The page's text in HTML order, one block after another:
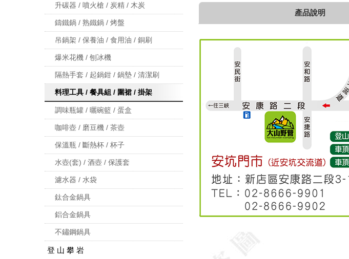
升碳器 / 噴火槍 / 炭精 / 木炭
鑄鐵鍋 / 熟鐵鍋 / 烤盤
吊鍋架 / 保養油 / 食用油 / 銅刷
爆米花機 / 刨冰機
隔熱手套 / 起鍋鉗 / 鍋墊 / 清潔刷
料理工具 / 餐具組 / 圍裙 / 掛架
調味瓶罐 / 曬碗籃 / 蛋盒
咖啡壺 / 磨豆機 / 茶壺
保溫瓶 / 斷熱杯 / 杯子
水壺(套) / 酒壺 / 保護套
濾水器 / 水袋
鈦合金鍋具
鋁合金鍋具
不鏽鋼鍋具
登 山 攀 岩
產品說明